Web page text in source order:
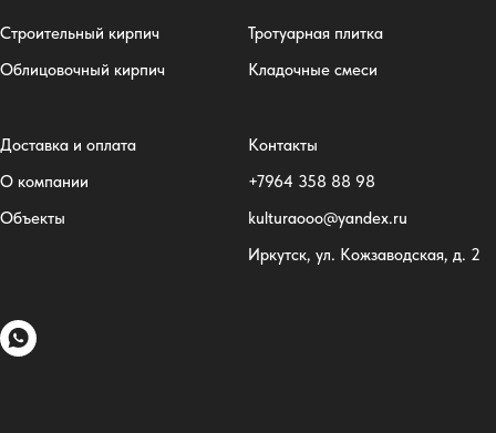
Строительный кирпич
Облицовочный кирпич
Тротуарная плитка
Кладочные смеси
Доставка и оплата
О компании
Объекты
Контакты
+7964 358 88 98
kulturaooo@yandex.ru
Иркутск, ул. Кожзаводская, д. 2